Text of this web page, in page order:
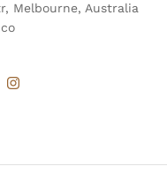
Melbourne, Australia